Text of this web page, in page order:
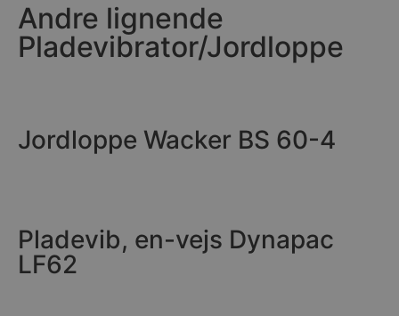
Andre lignende
Pladevibrator/Jordloppe
Jordloppe Wacker BS 60-4
Pladevib, en-vejs Dynapac
LF62